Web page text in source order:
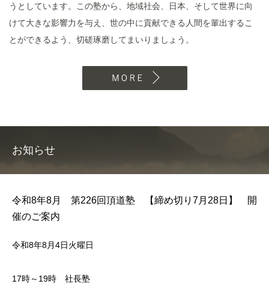
うとしています。この塾から、地域社会、日本、そして世界に向
けて大きな影響力を与え、世の中に貢献できる人間を輩出するこ
とができるよう、切磋琢磨してまいりましょう。
お知らせ
令和8年8月 第226回頂道塾 【締め切り7月28日】 開
催のご案内
令和8年8月4日火曜日
17時～19時 社長塾